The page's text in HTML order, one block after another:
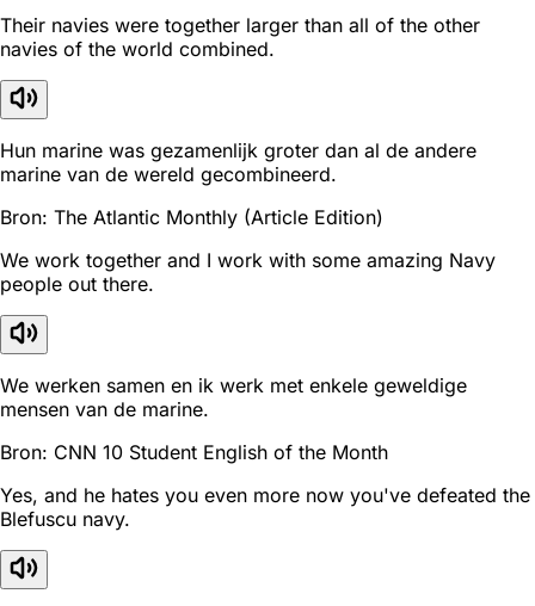
Their navies were together larger than all of the other
navies of the world combined.
Hun marine was gezamenlijk groter dan al de andere
marine van de wereld gecombineerd.
Bron: The Atlantic Monthly (Article Edition)
We work together and I work with some amazing Navy
people out there.
We werken samen en ik werk met enkele geweldige
mensen van de marine.
Bron: CNN 10 Student English of the Month
Yes, and he hates you even more now you've defeated the
Blefuscu navy.